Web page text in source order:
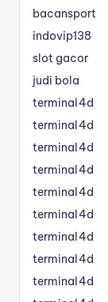
bacansport
indovip138
slot gacor
judi bola
terminal4d
terminal4d
terminal4d
terminal4d
terminal4d
terminal4d
terminal4d
terminal4d
terminal4d